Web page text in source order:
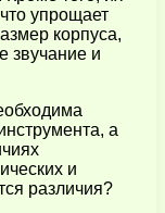
упрощает
корпуса,
звучание и
а
и
различия?